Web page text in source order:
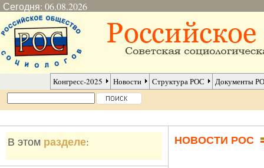
Сегодня: 06.08.2026
Конгресс-2025 Новости Структура РОС Документы
В этом разделе: НОВОСТИ РОС